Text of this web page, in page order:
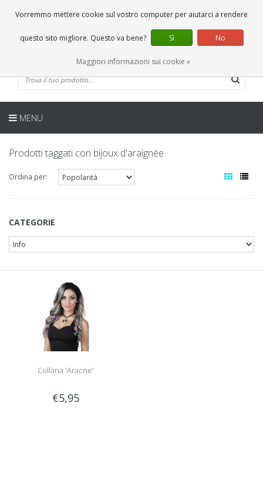
0 Articoli
IT
MENU
Prodotti taggati con bijoux d'araignée
Ordina per:
CATEGORIE
Collana 'Aracne'
€5,95
Vorremmo mettere cookie sul vostro computer per aiutarci a rendere
questo sito migliore. Questo va bene? Sì No
Maggiori informazioni sui cookie »